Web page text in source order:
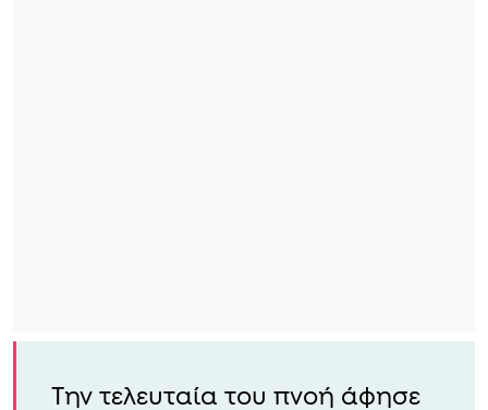
Την τελευταία του πνοή άφησε